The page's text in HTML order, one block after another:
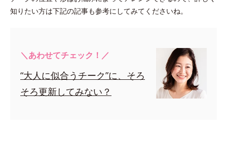
知りたい方は下記の記事も参考にしてみてくださいね。
＼あわせてチェック！／
“大人に似合うチーク”に、そろ
そろ更新してみない？